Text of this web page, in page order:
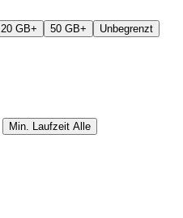
20 GB+ 50 GB+ Unbegrenzt
Min. Laufzeit Alle